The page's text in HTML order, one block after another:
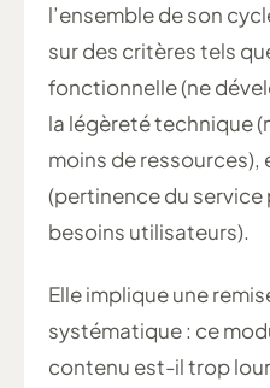
l’ensemble de son
sur des critères tels
fonctionnelle (ne
la légèreté technique
moins de ressources),
(pertinence du service
besoins utilisateurs).
Elle implique une
systématique : ce
contenu est-il trop